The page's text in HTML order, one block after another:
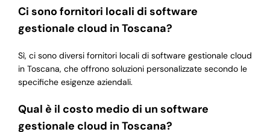
Ci sono fornitori locali di software
gestionale cloud in Toscana?
Sì, ci sono diversi fornitori locali di software gestionale cloud
in Toscana, che offrono soluzioni personalizzate secondo le
specifiche esigenze aziendali.
Qual è il costo medio di un software
gestionale cloud in Toscana?